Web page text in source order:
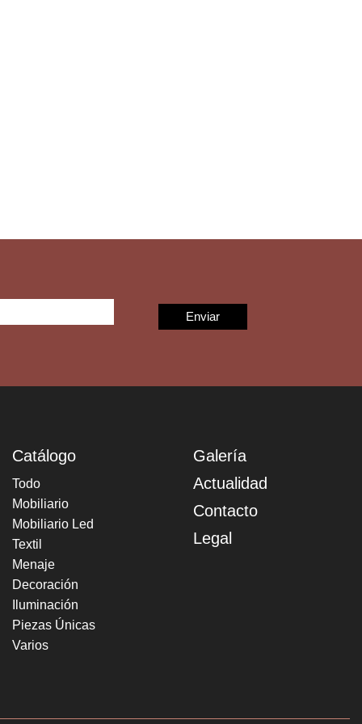
Catálogo
Todo
Mobiliario
Mobiliario Led
Textil
Menaje
Decoración
Iluminación
Piezas Únicas
Varios
Galería
Actualidad
Contacto
Legal